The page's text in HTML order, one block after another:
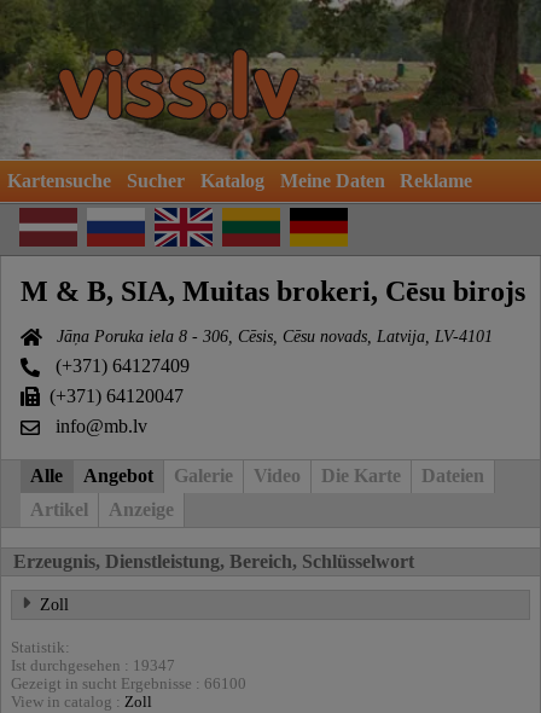
Kartensuche Sucher Katalog Meine Daten Reklame
M & B, SIA, Muitas brokeri, Cēsu birojs
Jāņa Poruka iela 8 - 306, Cēsis, Cēsu novads, Latvija, LV-4101
(+371) 64127409
(+371) 64120047
info@mb.lv
Alle Angebot Galerie Video Die Karte
Dateien
Artikel
Anzeige
Erzeugnis, Dienstleistung, Bereich, Schlüsselwort
Zoll
Statistik:
Ist durchgesehen : 19347
Gezeigt in sucht Ergebnisse : 66100
View in catalog : Zoll